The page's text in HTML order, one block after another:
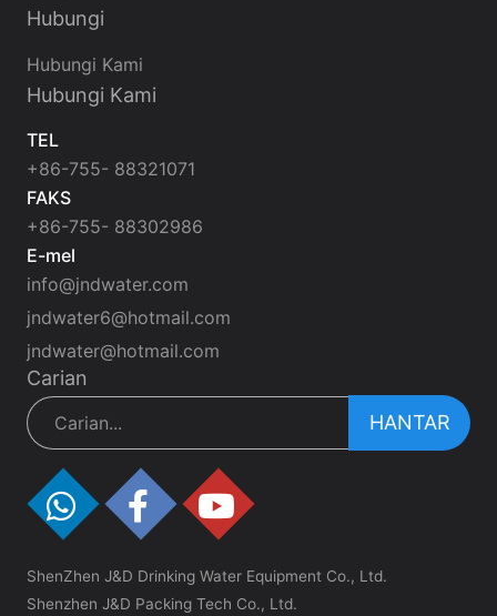
Hubungi
Hubungi Kami
Hubungi Kami
TEL
+86-755- 88321071
FAKS
+86-755- 88302986
E-mel
info@jndwater.com
jndwater6@hotmail.com
jndwater@hotmail.com
Carian
HANTAR
ShenZhen J&D Drinking Water Equipment Co., Ltd.
Shenzhen J&D Packing Tech Co., Ltd.